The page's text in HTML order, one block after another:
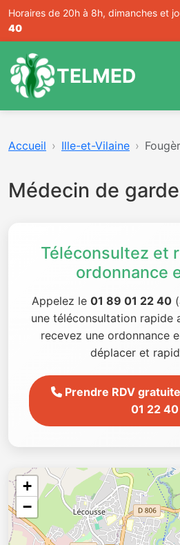
Horaires de 20h à 8h, dimanches et
40
TELMED
Accueil Ille-et-Vilaine
Médecin de
Téléconsultez et
ordonnance
Appelez le 01 89 01 22 40
une téléconsultation rapide
recevez une ordonnance
déplacer et
Prendre RDV
01 22 40
+
−